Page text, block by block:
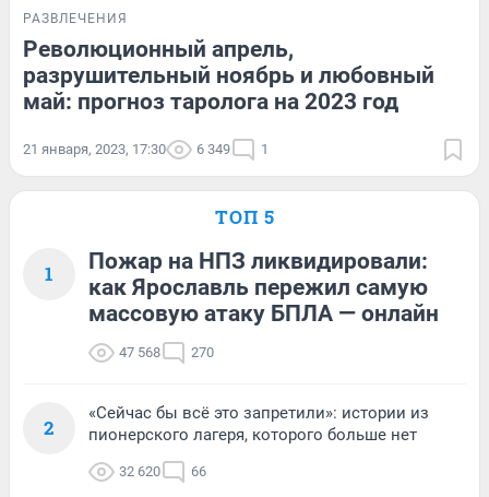
РАЗВЛЕЧЕНИЯ
Революционный апрель,
разрушительный ноябрь и любовный
май: прогноз таролога на 2023 год
21 января, 2023, 17:30 6 349 1
ТОП 5
1
Пожар на НПЗ ликвидировали:
как Ярославль пережил самую
массовую атаку БПЛА — онлайн
47 568 270
2
«Сейчас бы всё это запретили»: истории из
пионерского лагеря, которого больше нет
32 620 66